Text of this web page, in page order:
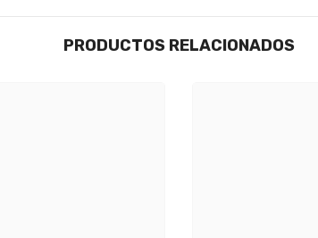
PRODUCTOS RELACIONADOS